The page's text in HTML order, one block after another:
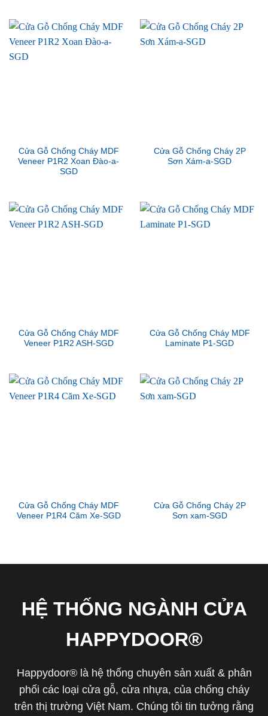
Cửa Gỗ Chống Cháy MDF
Veneer P1R2 Xoan Đào-a-
SGD
Cửa Gỗ Chống Cháy 2P
Sơn Xám-a-SGD
Cửa Gỗ Chống Cháy MDF
Veneer P1R2 ASH-SGD
Cửa Gỗ Chống Cháy MDF
Laminate P1-SGD
Cửa Gỗ Chống Cháy MDF
Veneer P1R4 Căm Xe-SGD
Cửa Gỗ Chống Cháy 2P
Sơn xam-SGD
HỆ THỐNG NGÀNH CỬA
HAPPYDOOR®
Happydoor® là hệ thống chuyên sản xuất & phân
phối các loại cửa gỗ, cửa nhựa, của chống cháy
trên thị trường Việt Nam. Chúng tôi tin tưởng rằng